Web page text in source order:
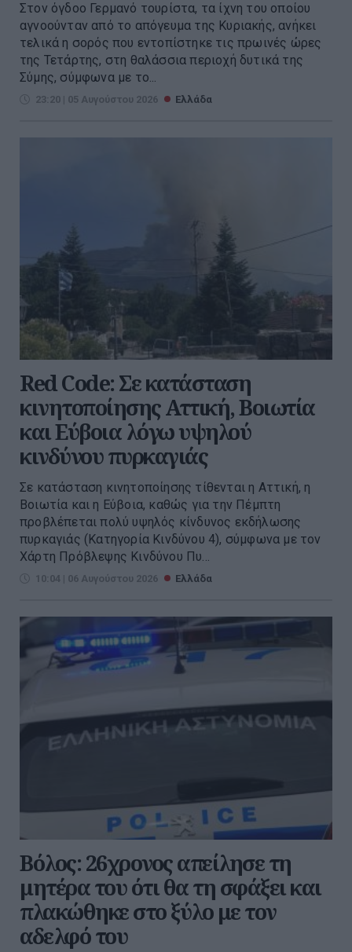
Στον όγδοο Γερμανό τουρίστα, τα ίχνη του οποίου
αγνοούνταν από το απόγευμα της Κυριακής, ανήκει
τελικά η σορός που εντοπίστηκε τις πρωινές ώρες
της Τετάρτης, στη θαλάσσια περιοχή δυτικά της
Σύμης, σύμφωνα με το...
23:20 | 05 Αυγούστου 2026 Ελλάδα
Red Code: Σε κατάσταση
κινητοποίησης Αττική, Βοιωτία
και Εύβοια λόγω υψηλού
κινδύνου πυρκαγιάς
Σε κατάσταση κινητοποίησης τίθενται η Αττική, η
Βοιωτία και η Εύβοια, καθώς για την Πέμπτη
προβλέπεται πολύ υψηλός κίνδυνος εκδήλωσης
πυρκαγιάς (Κατηγορία Κινδύνου 4), σύμφωνα με τον
Χάρτη Πρόβλεψης Κινδύνου Πυ...
10:04 | 06 Αυγούστου 2026 Ελλάδα
Βόλος: 26χρονος απείλησε τη
μητέρα του ότι θα τη σφάξει και
πλακώθηκε στο ξύλο με τον
αδελφό του